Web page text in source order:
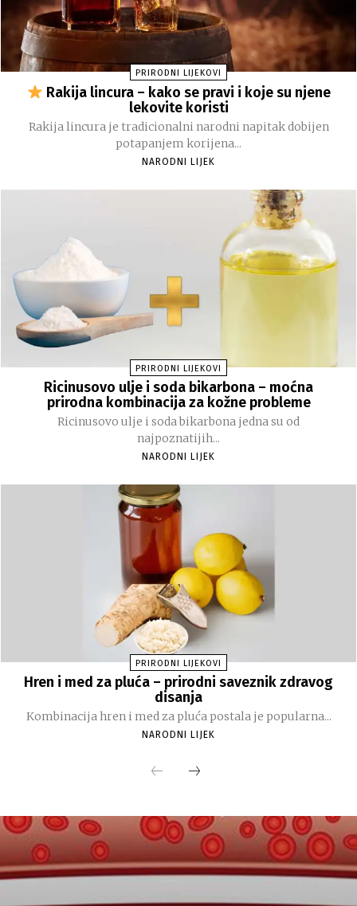
PRIRODNI LIJEKOVI
Rakija lincura – kako se pravi i koje su njene
lekovite koristi
Rakija lincura je tradicionalni narodni napitak dobijen
potapanjem korijena...
NARODNI LIJEK
PRIRODNI LIJEKOVI
Ricinusovo ulje i soda bikarbona – moćna
prirodna kombinacija za kožne probleme
Ricinusovo ulje i soda bikarbona jedna su od
najpoznatijih...
NARODNI LIJEK
PRIRODNI LIJEKOVI
Hren i med za pluća – prirodni saveznik zdravog
disanja
Kombinacija hren i med za pluća postala je popularna...
NARODNI LIJEK